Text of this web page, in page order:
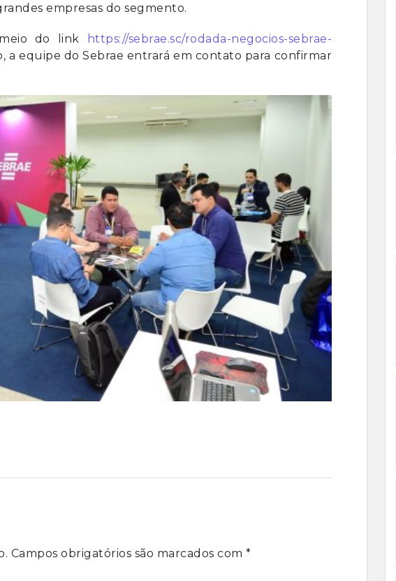
empresas do segmento.
do link
https://sebrae.sc/rodada-negocios-sebrae-
a equipe do Sebrae entrará em contato para confirmar
Campos obrigatórios são marcados com *